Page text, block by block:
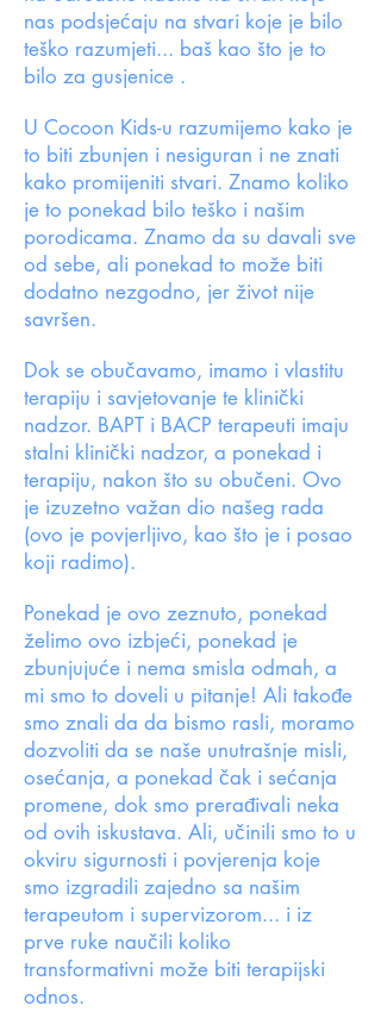
nas podsjećaju na stvari koje je bilo
teško razumjeti... baš kao što je to
bilo za gusjenice .
U Cocoon Kids-u razumijemo kako je
to biti zbunjen i nesiguran i ne znati
kako promijeniti stvari. Znamo koliko
je to ponekad bilo teško i našim
porodicama. Znamo da su davali sve
od sebe, ali ponekad to može biti
dodatno nezgodno, jer život nije
savršen.
Dok se obučavamo, imamo i vlastitu
terapiju i savjetovanje te klinički
nadzor. BAPT i BACP terapeuti imaju
stalni klinički nadzor, a ponekad i
terapiju, nakon što su obučeni. Ovo
je izuzetno važan dio našeg rada
(ovo je povjerljivo, kao što je i posao
koji radimo).
Ponekad je ovo zeznuto, ponekad
želimo ovo izbjeći, ponekad je
zbunjujuće i nema smisla odmah, a
mi smo to doveli u pitanje! Ali takođe
smo znali da da bismo rasli, moramo
dozvoliti da se naše unutrašnje misli,
osećanja, a ponekad čak i sećanja
promene, dok smo prerađivali neka
od ovih iskustava. Ali, učinili smo to u
okviru sigurnosti i povjerenja koje
smo izgradili zajedno sa našim
terapeutom i supervizorom... i iz
prve ruke naučili koliko
transformativni može biti terapijski
odnos.